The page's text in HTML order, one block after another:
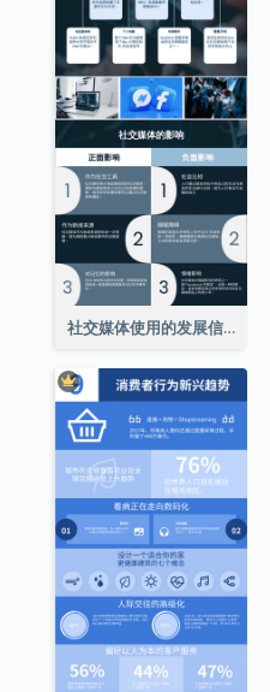
社交媒体使用的发展信息图表